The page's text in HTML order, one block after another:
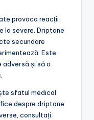
provoca reacții
la severe. Driptane
secundare
Este
adversă și să o
sfatul medical
despre driptane
consultați